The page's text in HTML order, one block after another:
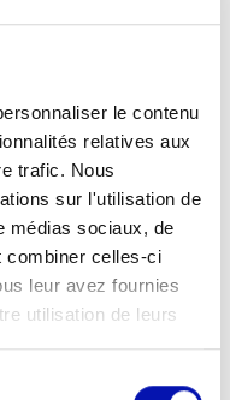
le contenu
relatives aux
trafic. Nous
sur l'utilisation de
médias sociaux, de
combiner celles-ci
leur avez fournies
utilisation de leurs
à l’aide
des lunettes
aménagement
ainsi que
et des
avec
malvoyantes
leur crédibilité.